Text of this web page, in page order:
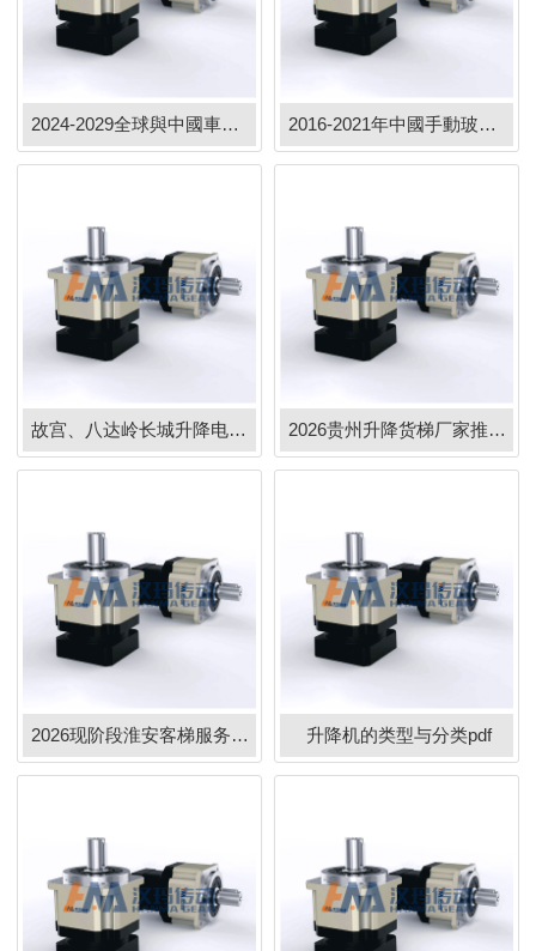
2024-2029全球與中國車庫汽車升降機市場現狀及未來發展趨勢 2016-2021年中國手動玻璃升降器市場远景及融資戰略咨詢報告
故宫、八达岭长城升降电梯正式启用 2026贵州升降货梯厂家推荐液压升高和降低货梯仓储厂房双导轨式仓库家优选指南！
2026现阶段淮安客梯服务商实力甄选指南与可靠伙伴推荐 升降机的类型与分类pdf